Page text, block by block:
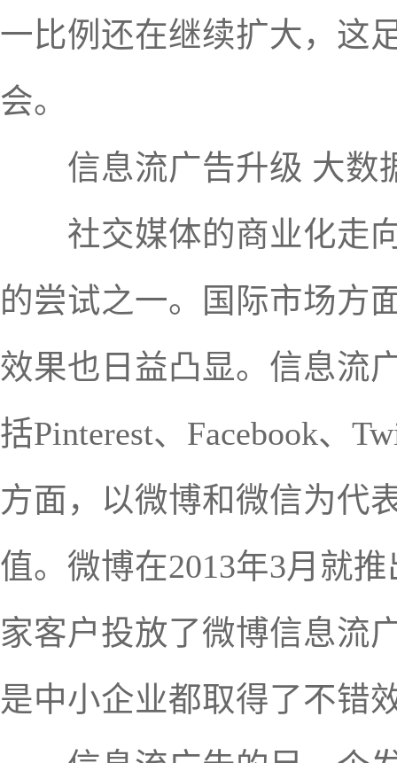
一比例还在继续扩大，这
会。
信息流广告升级 大数
社交媒体的商业化走向
的尝试之一。国际市场方
效果也日益凸显。信息流
括Pinterest、Facebook、
方面，以微博和微信为代
值。微博在2013年3月就
家客户投放了微博信息流
是中小企业都取得了不错